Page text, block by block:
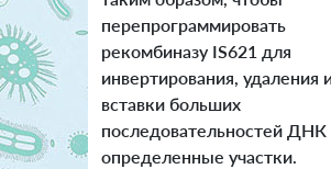
перепрограммировать
рекомбиназу IS621 для
инвертирования, удаления
вставки больших
последовательностей ДНК
определенные участки.